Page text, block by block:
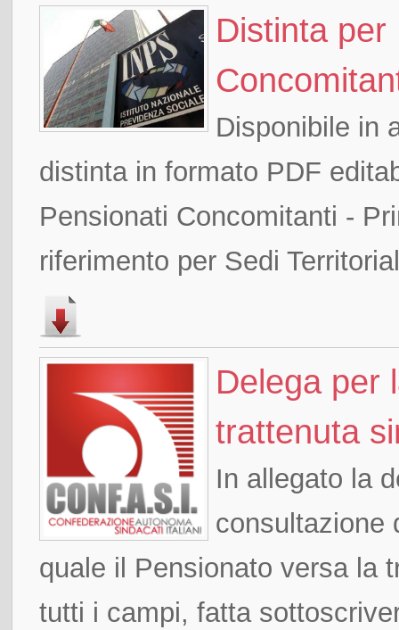
Distinta per
Disponibile in
distinta in formato PDF
Pensionati Concomitanti -
riferimento per Sedi
Delega per
trattenuta
In allegato la
consultazione
quale il Pensionato versa la
tutti i campi, fatta